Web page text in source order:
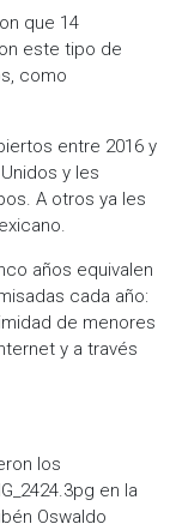
que 14
este tipo de
como
entre 2016 y
y les
A otros ya les
años equivalen
cada año:
de menores
y a través
los
en la
Oswaldo